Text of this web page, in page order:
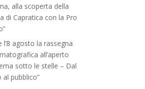
alla scoperta della
di Capratica con la Pro
l’8 agosto la rassegna
all’aperto
sotto le stelle – Dal
al pubblico”